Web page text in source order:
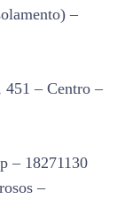
–
451 – Centro –
– 18271130
–